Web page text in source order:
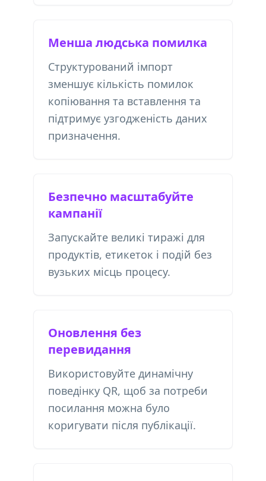
Менша людська помилка
Структурований імпорт
зменшує кількість помилок
копіювання та вставлення та
підтримує узгодженість даних
призначення.
Безпечно масштабуйте
кампанії
Запускайте великі тиражі для
продуктів, етикеток і подій без
вузьких місць процесу.
Оновлення без
перевидання
Використовуйте динамічну
поведінку QR, щоб за потреби
посилання можна було
коригувати після публікації.